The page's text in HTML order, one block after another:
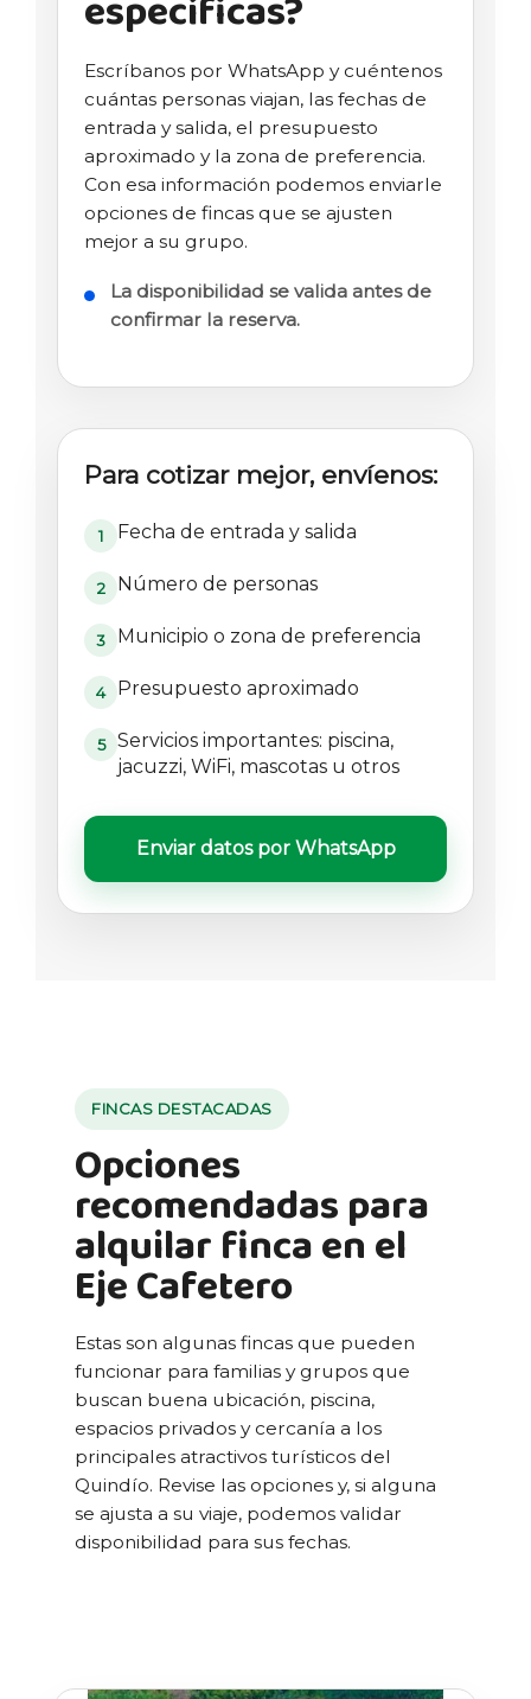
Escríbanos por WhatsApp y cuéntenos
cuántas personas viajan, las fechas de
entrada y salida, el presupuesto
aproximado y la zona de preferencia.
Con esa información podemos enviarle
opciones de fincas que se ajusten
mejor a su grupo.
La disponibilidad se valida antes de
confirmar la reserva.
Para cotizar mejor, envíenos:
1 Fecha de entrada y salida
2 Número de personas
3 Municipio o zona de preferencia
4 Presupuesto aproximado
5
Servicios importantes: piscina,
jacuzzi, WiFi, mascotas u otros
Enviar datos por WhatsApp
FINCAS DESTACADAS
Opciones
recomendadas para
alquilar finca en el
Eje Cafetero
Estas son algunas fincas que pueden
funcionar para familias y grupos que
buscan buena ubicación, piscina,
espacios privados y cercanía a los
principales atractivos turísticos del
Quindío. Revise las opciones y, si alguna
se ajusta a su viaje, podemos validar
disponibilidad para sus fechas.